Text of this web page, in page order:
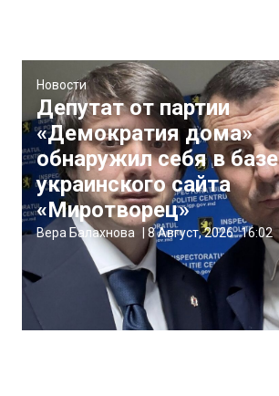
Новости
Депутат от партии
«Демократия дома»
обнаружил себя в базе
украинского сайта
«Миротворец»
Вера Балахнова | 8 Август, 2026 16:02